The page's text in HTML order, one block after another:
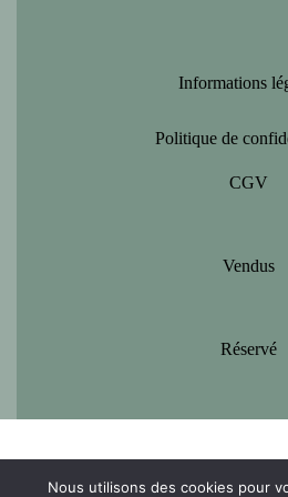
Informations
Politique de
CGV
Vendus
Réservé
Nous utilisons des cookies pour